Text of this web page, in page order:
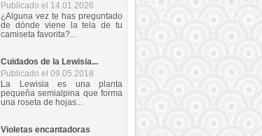
Publicado el 14.01.2026
¿Alguna vez te has preguntado
de dónde viene la tela de tu
camiseta favorita?...
Cuidados de la Lewisia...
Publicado el 09.05.2018
La Lewisia es una planta
pequeña semialpina que forma
una roseta de hojas...
Violetas encantadoras